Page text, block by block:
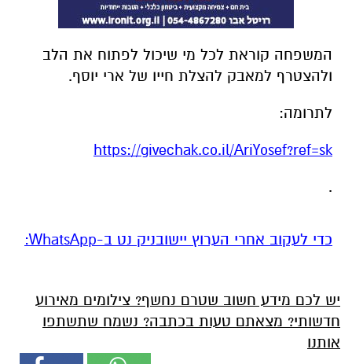
המשפחה קוראת לכל מי שיכול לפתוח את הלב
ולהצטרף למאבק להצלת חייו של ארי יוסף.
לתרומה:
https://givechak.co.il/AriYosef?ref=sk
.
‏כדי לעקוב אחרי הערוץ יישובניק נט ב-WhatsApp:‏‏‏
יש לכם מידע חשוב שטרם נחשף? צילומים מאירוע
חדשותי? מצאתם טעות בכתבה? נשמח שתשתפו
אותנו